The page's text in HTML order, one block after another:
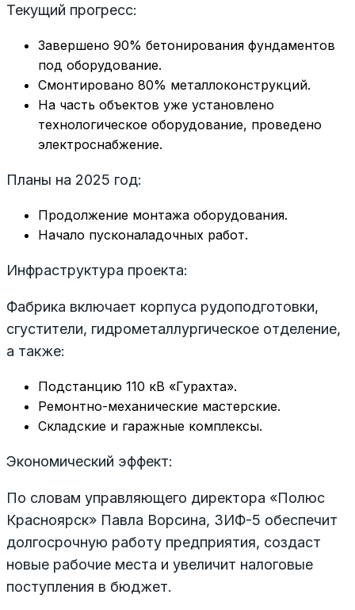
Текущий прогресс:
Завершено 90% бетонирования фундаментов
под оборудование.
Смонтировано 80% металлоконструкций.
На часть объектов уже установлено
технологическое оборудование, проведено
электроснабжение.
Планы на 2025 год:
Продолжение монтажа оборудования.
Начало пусконаладочных работ.
Инфраструктура проекта:
Фабрика включает корпуса рудоподготовки,
сгустители, гидрометаллургическое отделение,
а также:
Подстанцию 110 кВ «Гурахта».
Ремонтно-механические мастерские.
Складские и гаражные комплексы.
Экономический эффект:
По словам управляющего директора «Полюс
Красноярск» Павла Ворсина, ЗИФ-5 обеспечит
долгосрочную работу предприятия, создаст
новые рабочие места и увеличит налоговые
поступления в бюджет.